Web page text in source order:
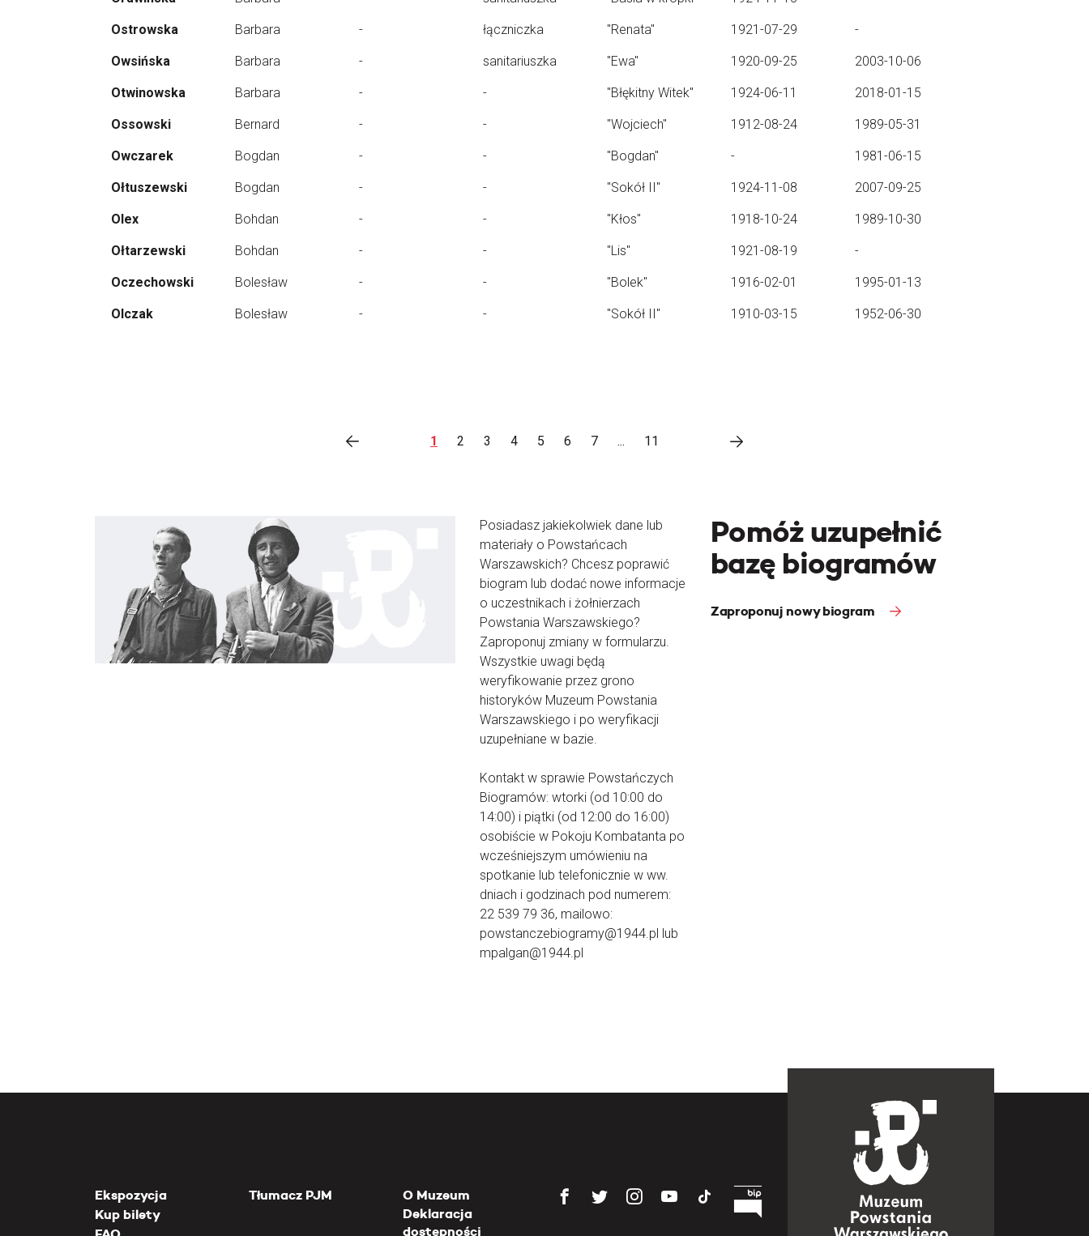
Ostrowska Barbara - łączniczka "Renata" 1921-07-29 -
Owsińska Barbara - sanitariuszka "Ewa" 1920-09-25 2003-10-06
Otwinowska Barbara - - "Błękitny Witek" 1924-06-11 2018-01-15
Ossowski Bernard - - "Wojciech" 1912-08-24 1989-05-31
Owczarek Bogdan - - "Bogdan" - 1981-06-15
Ołtuszewski Bogdan - - "Sokół II" 1924-11-08 2007-09-25
Olex Bohdan - - "Kłos" 1918-10-24 1989-10-30
Ołtarzewski Bohdan - - "Lis" 1921-08-19 -
Oczechowski Bolesław - - "Bolek" 1916-02-01 1995-01-13
Olczak Bolesław - - "Sokół II" 1910-03-15 1952-06-30
1 2 3 4 5 6 7 ... 11
Posiadasz jakiekolwiek dane lub
materiały o Powstańcach
Warszawskich? Chcesz poprawić
biogram lub dodać nowe informacje
o uczestnikach i żołnierzach
Powstania Warszawskiego?
Zaproponuj zmiany w formularzu.
Wszystkie uwagi będą
weryfikowanie przez grono
historyków Muzeum Powstania
Warszawskiego i po weryfikacji
uzupełniane w bazie.
Kontakt w sprawie Powstańczych
Biogramów: wtorki (od 10:00 do
14:00) i piątki (od 12:00 do 16:00)
osobiście w Pokoju Kombatanta po
wcześniejszym umówieniu na
spotkanie lub telefonicznie w ww.
dniach i godzinach pod numerem:
22 539 79 36, mailowo:
powstanczebiogramy@1944.pl lub
mpalgan@1944.pl
Pomóż uzupełnić
bazę biogramów
Zaproponuj nowy biogram
Ekspozycja
Kup bilety
Tłumacz PJM
O Muzeum
Deklaracja
dostępności